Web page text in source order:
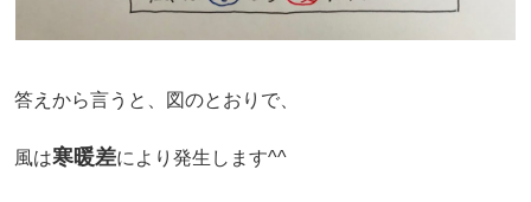
答えから言うと、図のとおりで、
風は寒暖差により発生します^^